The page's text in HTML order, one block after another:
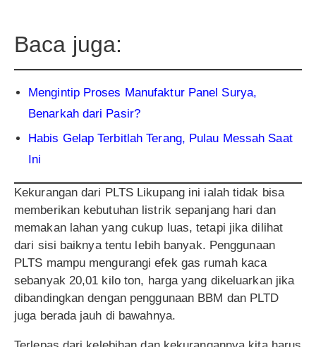
Baca juga:
Mengintip Proses Manufaktur Panel Surya,
Benarkah dari Pasir?
Habis Gelap Terbitlah Terang, Pulau Messah Saat
Ini
Kekurangan dari PLTS Likupang ini ialah tidak bisa
memberikan kebutuhan listrik sepanjang hari dan
memakan lahan yang cukup luas, tetapi jika dilihat
dari sisi baiknya tentu lebih banyak. Penggunaan
PLTS mampu mengurangi efek gas rumah kaca
sebanyak 20,01 kilo ton, harga yang dikeluarkan jika
dibandingkan dengan penggunaan BBM dan PLTD
juga berada jauh di bawahnya.